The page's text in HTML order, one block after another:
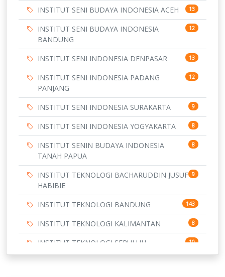
INSTITUT SENI BUDAYA INDONESIA ACEH 13
INSTITUT SENI BUDAYA INDONESIA
BANDUNG
12
INSTITUT SENI INDONESIA DENPASAR 13
INSTITUT SENI INDONESIA PADANG
PANJANG
12
INSTITUT SENI INDONESIA SURAKARTA 9
INSTITUT SENI INDONESIA YOGYAKARTA 8
INSTITUT SENIN BUDAYA INDONESIA
TANAH PAPUA
8
INSTITUT TEKNOLOGI BACHARUDDIN JUSUF
HABIBIE
9
INSTITUT TEKNOLOGI BANDUNG 143
INSTITUT TEKNOLOGI KALIMANTAN 8
INSTITUT TEKNOLOGI SEPULUH
NOVEMBER
10